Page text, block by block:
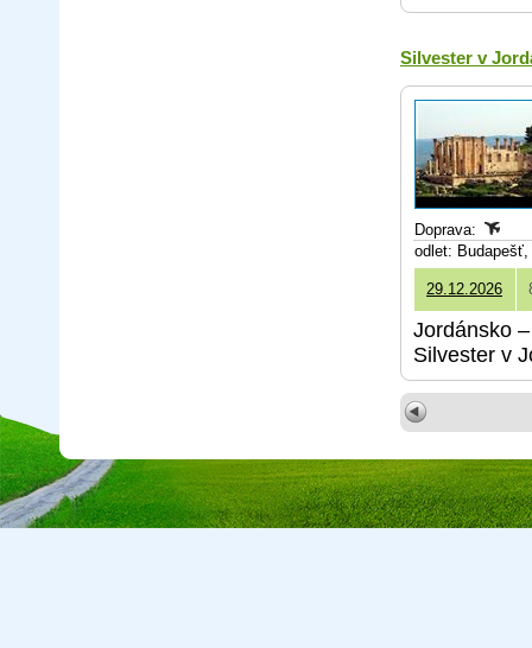
Silvester v
Doprava:
odlet:
29.12.2026
Jordánsko
Silvester v
Copyright © 2026 CA Cepreka s.r.o., tel: 032-7710416, e-mail: